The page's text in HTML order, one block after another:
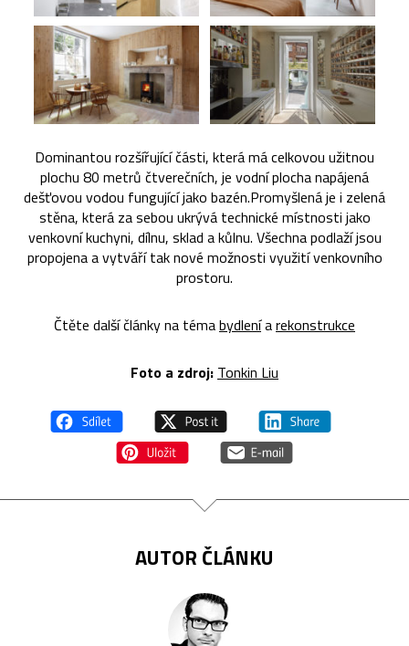
Dominantou rozšířující části, která má celkovou užitnou
plochu 80 metrů čtverečních, je vodní plocha napájená
dešťovou vodou fungující jako bazén.Promyšlená je i zelená
stěna, která za sebou ukrývá technické místnosti jako
venkovní kuchyni, dílnu, sklad a kůlnu. Všechna podlaží jsou
propojena a vytváří tak nové možnosti využití venkovního
prostoru.
Čtěte další články na témabydleníarekonstrukce
Foto a zdroj: Tonkin Liu
AUTOR ČLÁNKU